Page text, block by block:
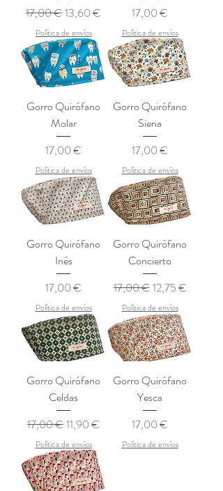
Precio
17,00 €Precio de oferta
13,60 €
Política de envíos
Precio
17,00 €
Política de envíos
Gorro Quirófano
Molar
Precio
17,00 €
Política de envíos
Gorro Quirófano
Siena
Precio
17,00 €
Política de envíos
Gorro Quirófano
Inés
Precio
17,00 €
Política de envíos
Gorro Quirófano
Concierto
Precio
17,00 €Precio de oferta
12,75 €
Política de envíos
Gorro Quirófano
Celdas
Precio
17,00 €Precio de oferta
11,90 €
Política de envíos
Gorro Quirófano
Yesca
Precio
17,00 €
Política de envíos